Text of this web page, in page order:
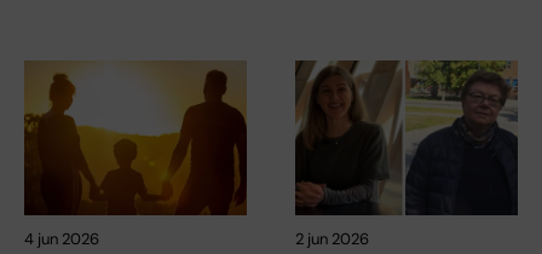
4 jun 2026 2 jun 2026